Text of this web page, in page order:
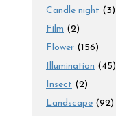
Candle night (3)
Film (2)
Flower (156)
Illumination (45)
Insect (2)
Landscape (92)